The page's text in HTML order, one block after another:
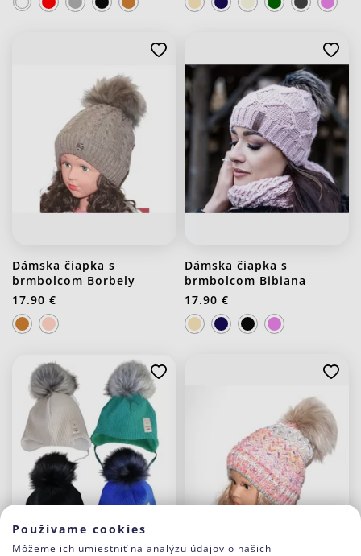
Dámska čiapka s
brmbolcom Borbely
17.90 €
Dámska čiapka s
brmbolcom Bibiana
17.90 €
Používame cookies
Môžeme ich umiestniť na analýzu údajov o našich